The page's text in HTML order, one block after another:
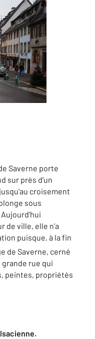
Saverne porte
sur près d’un
croisement
sous
Aujourd’hui
ville, elle n’a
puisque, à la fin
de Saverne, cerné
rue qui
peintes, propriétés